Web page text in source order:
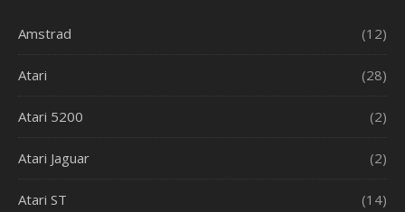
Amstrad (12)
Atari (28)
Atari 5200 (2)
Atari Jaguar (2)
Atari ST (14)